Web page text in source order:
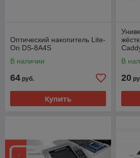
Оптический накопитель Lite-
On DS-8A4S
В наличии
64 руб.
Купить
В
20